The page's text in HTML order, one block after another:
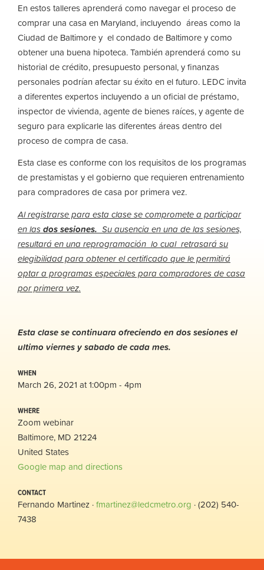
En estos talleres aprenderá como navegar el proceso de
comprar una casa en Maryland, incluyendo áreas como la
Ciudad de Baltimore y el condado de Baltimore y como
obtener una buena hipoteca. También aprenderá como su
historial de crédito, presupuesto personal, y finanzas
personales podrían afectar su éxito en el futuro. LEDC invita
a diferentes expertos incluyendo a un oficial de préstamo,
inspector de vivienda, agente de bienes raíces, y agente de
seguro para explicarle las diferentes áreas dentro del
proceso de compra de casa.
Esta clase es conforme con los requisitos de los programas
de prestamistas y el gobierno que requieren entrenamiento
para compradores de casa por primera vez.
Al registrarse para esta clase se compromete a participar
en lasdos sesiones. Su ausencia en una de las sesiones,
resultará en una reprogramación lo cual retrasará su
elegibilidad para obtener el certificado que le permitirá
optar a programas especiales para compradores de casa
por primera vez.
Esta clase se continuara ofreciendo en dos sesiones el
ultimo viernes y sabado de cada mes.
WHEN
March 26, 2021 at 1:00pm - 4pm
WHERE
Zoom webinar
Baltimore, MD 21224
United States
Google map and directions
CONTACT
Fernando Martinez ·fmartinez@ledcmetro.org · (202) 540-
7438